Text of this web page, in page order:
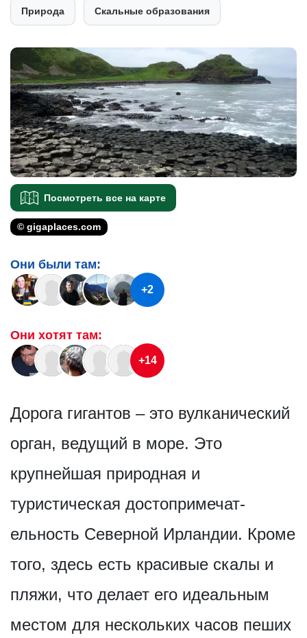
Природа Скальные образования
Посмотреть все на карте
© gigaplaces.com
Они были там:
+2
Они хотят там:
+14
Дорога гигантов – это вулканический
орган, ведущий в море. Это
крупнейшая природная и
туристическая достопримечат­
ельность Северной Ирландии. Кроме
того, здесь есть красивые скалы и
пляжи, что делает его идеальным
местом для нескольких часов пеших